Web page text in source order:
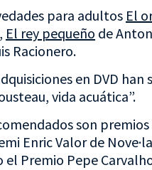
para adultos El
El rey pequeño de
Racionero.
en DVD
vida acuática”.
son
Enric Valor de
el Premio Pepe